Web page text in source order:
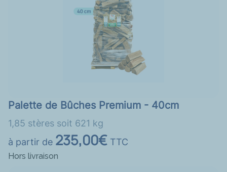
Palette de Bûches Premium - 40cm
1,85 stères soit 621 kg
à partir de 235,00€ TTC
Hors livraison